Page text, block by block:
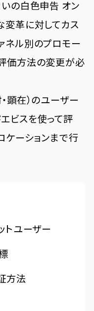
いの白色申告 オン
変革に対してカス
ネル別のプロモー
価方法の変更が必
顕在）のユーザー
ビスを使って評
ケーションまで行
トユーザー
方法